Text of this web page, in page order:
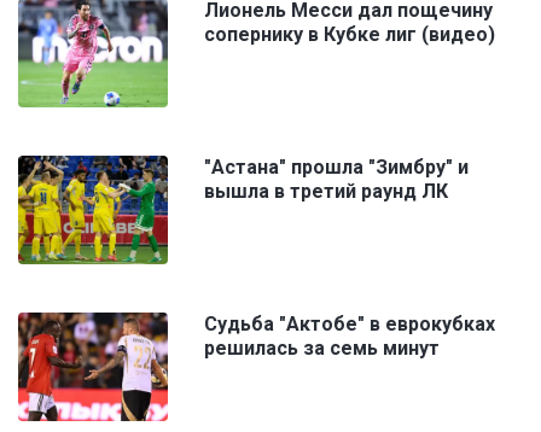
Лионель Месси дал пощечину
сопернику в Кубке лиг (видео)
"Астана" прошла "Зимбру" и
вышла в третий раунд ЛК
Судьба "Актобе" в еврокубках
решилась за семь минут